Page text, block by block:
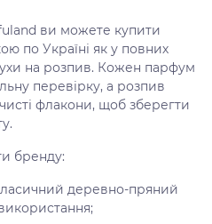
ви можете купити
по Україні як у повних
на розпив. Кожен парфум
перевірку, а розпив
флакони, щоб зберегти
бренду:
деревно-пряний